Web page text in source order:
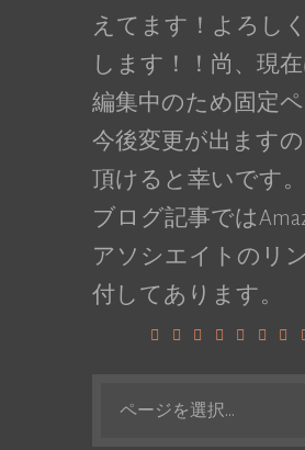
えてます！よろし
します！！尚、現
編集中のため固定
今後変更が出ます
頂けると幸いです。
ブログ記事では
アソシエイトのリ
付してあります。
ページを選択...